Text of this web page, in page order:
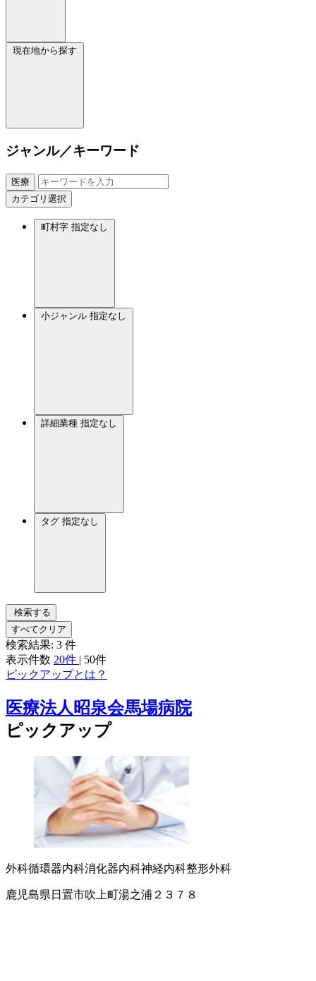
現在地から探す
ジャンル／キーワード
医療
カテゴリ選択
町村字 指定なし
小ジャンル 指定なし
詳細業種 指定なし
タグ 指定なし
検索する
すべてクリア
検索結果: 3 件
表示件数 20件 | 50件
ピックアップとは？
医療法人昭泉会馬場病院
ピックアップ
外科循環器内科消化器内科神経内科整形外科
鹿児島県日置市吹上町湯之浦２３７８